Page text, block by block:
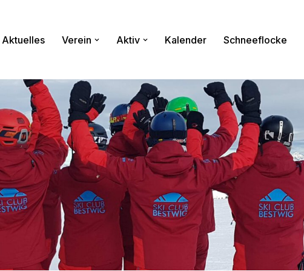
Aktuelles Verein Aktiv Kalender Schneeflocke